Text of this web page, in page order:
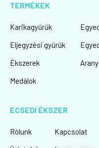
TERMÉKEK
Karikagyűrűk
Eljegyzési gyűrűk
Ékszerek
Medálok
ECSEDI ÉKSZER
Rólunk
Kapcsolat